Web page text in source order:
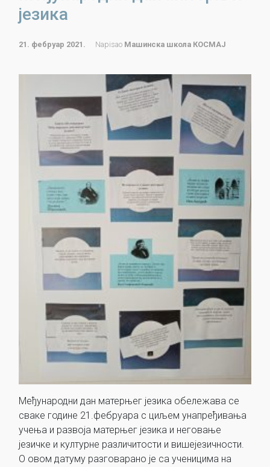
језика
21. фебруар 2021. Napisao Машинска школа КОСМАЈ
Међународни дан матерњег језика обележава се
сваке године 21.фебруара с циљем унапређивања
учења и развоја матерњег језика и неговање
језичке и културне различитости и вишејезичности.
О овом датуму разговарано је са ученицима на